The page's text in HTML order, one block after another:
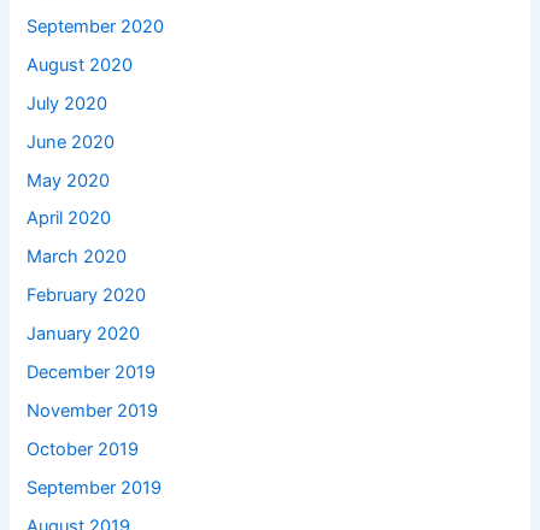
September 2020
August 2020
July 2020
June 2020
May 2020
April 2020
March 2020
February 2020
January 2020
December 2019
November 2019
October 2019
September 2019